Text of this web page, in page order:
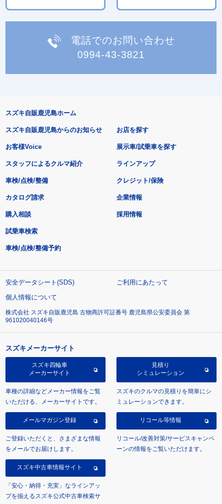
電話でのお問い合わせ
0994-43-3821
スズキ自販鹿児島ホーム
スズキ自販鹿児島からのお知らせ
お客様Voice
スタッフによるクルマ紹介
お店を探す
展示車/試乗車を探す
ラインアップ
車検/点検/整備 クレジット/保険
カタログ請求
購入相談
試乗車検索
車検/点検/整備予約
企業情報
採用情報
安全データシート(SDS)
ご利用にあたって
個人情報について
株式会社 スズキ自販鹿児島 古物商許可証番号 鹿児島県公安委員会 第
961020040146号
スズキメーカーサイト
スズキ四輪車
メーカーサイト
車種の詳細などメーカー情報をご覧
いただける、メーカーサイトです。
見積り
シミュレーション
スズキのクルマの見積りを簡単にシ
ミュレーションできます。
メールマガジン登録
ご登録いただくと、さまざまな情報
をメールでお届けします。
リコール等情報
リコール/改善対策/サービスキャンペ
ーンの情報をご覧いただけます。
スズキ中古車情報サイト
「安心・納得・充実」なラインアッ
プを揃えるスズキ公式中古車検索サ